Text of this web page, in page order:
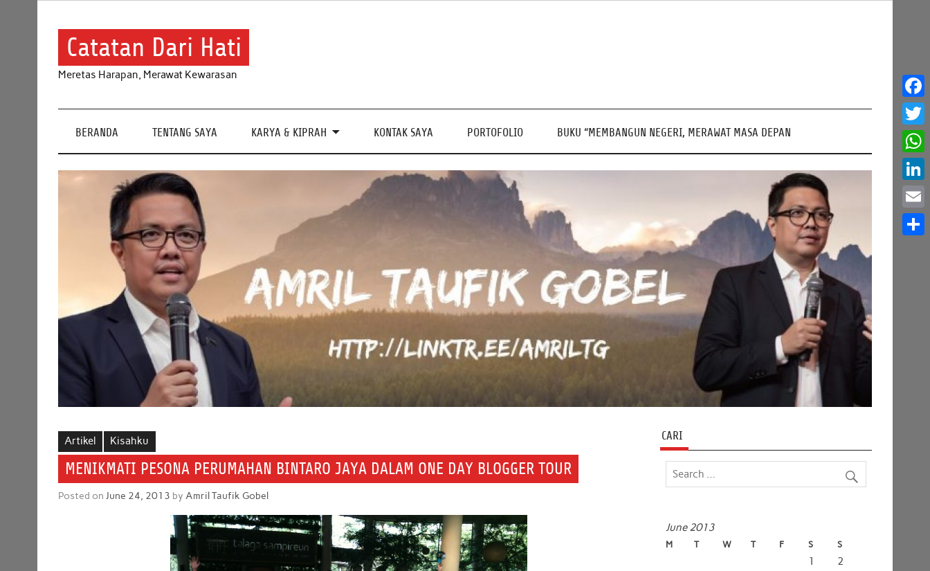
Catatan Dari Hati
Meretas Harapan, Merawat Kewarasan
BERANDA TENTANG SAYA KARYA & KIPRAH KONTAK SAYA PORTOFOLIO BUKU “MEMBANGUN NEGERI, MERAWAT MASA DEPAN
Artikel Kisahku
MENIKMATI PESONA PERUMAHAN BINTARO JAYA DALAM ONE DAY BLOGGER TOUR
Posted onJune 24, 2013 byAmril Taufik Gobel
CARI
June 2013
M T W T F S S
1
2
Email